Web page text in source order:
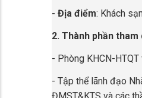
- Địa điểm: Khách
2. Thành phần tham
- Phòng KHCN-
- Tập thể lãnh đạo